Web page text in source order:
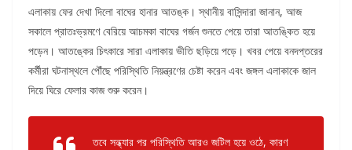
এলাকায় ফের দেখা দিলো বাঘের হানার আতঙ্ক। স্থানীয় বাসিন্দারা জানান, আজ
সকালে প্রাতঃভ্রমণে বেরিয়ে আচমকা বাঘের গর্জন শুনতে পেয়ে তারা আতঙ্কিত হয়ে
পড়েন। আতঙ্কের চিৎকারে সারা এলাকায় ভীতি ছড়িয়ে পড়ে। খবর পেয়ে বনদপ্তরের
কর্মীরা ঘটনাস্থলে পৌঁছে পরিস্থিতি নিয়ন্ত্রণের চেষ্টা করেন এবং জঙ্গল এলাকাকে জাল
দিয়ে ঘিরে ফেলার কাজ শুরু করেন।
তবে সন্ধ্যার পর পরিস্থিতি আরও জটিল হয়ে ওঠে, কারণ